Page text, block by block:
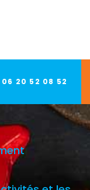
06 20 52 08 52